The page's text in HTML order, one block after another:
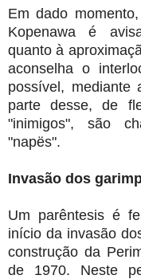
Em dado
Kopenawa é
quanto à
aconselha o
possível, mediante
parte desse, de
"inimigos", são
"napës".
Invasão dos
Um parêntesis é
início da invasão
construção da
de 1970. Neste